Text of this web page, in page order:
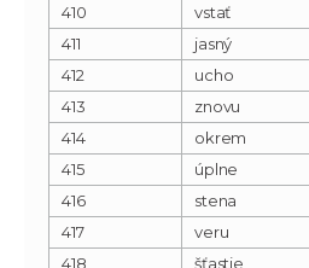
410
vstať
411
jasný
412
ucho
413
znovu
414
okrem
415
úplne
416
stena
417
veru
418
šťastie